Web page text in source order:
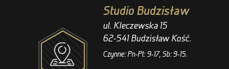
Studio Budzisław
ul. Kleczewska 15
62-541 Budzisław Kość.
Czynne: Pn-Pt: 9-17, Sb: 9-15.